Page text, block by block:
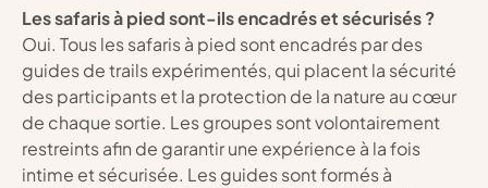
Les safaris à pied sont-ils encadrés et sécurisés ?
Oui. Tous les safaris à pied sont encadrés par des
guides de trails expérimentés, qui placent la sécurité
des participants et la protection de la nature au cœur
de chaque sortie. Les groupes sont volontairement
restreints afin de garantir une expérience à la fois
intime et sécurisée. Les guides sont formés à